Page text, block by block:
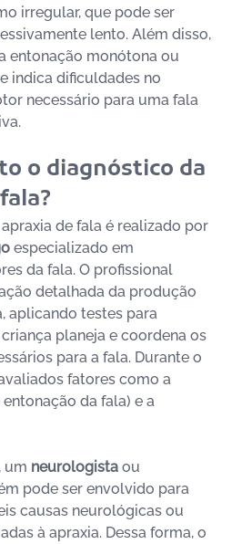
irregular, que pode ser
lento. Além disso,
entonação monótona ou
indica dificuldades no
necessário para uma fala
o diagnóstico da
de fala é realizado por
especializado em
da fala. O profissional
detalhada da produção
aplicando testes para
planeja e coordena os
para a fala. Durante o
fatores como a
da fala) e a
um neurologista ou
pode ser envolvido para
causas neurológicas ou
à apraxia. Dessa forma, o